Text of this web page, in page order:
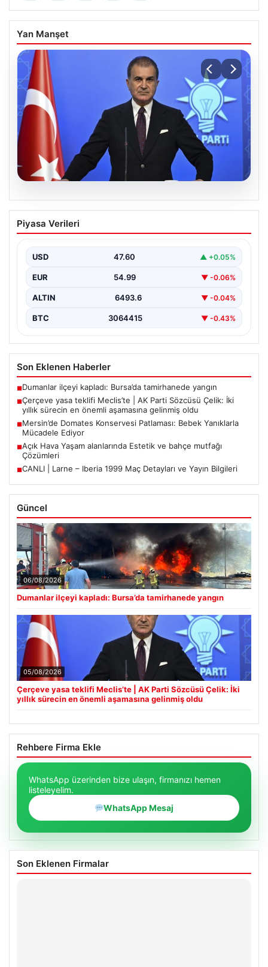
Yan Manşet
05.08.2026
Çerçeve yasa teklifi Meclis’te | AK Parti
Sözcüsü Çelik: İki yıllık sürecin en
Piyasa Verileri
USD 47.60 ▲ +0.05%
EUR 54.99 ▼ -0.06%
ALTIN 6493.6 ▼ -0.04%
BTC 3064415 ▼ -0.43%
Son Eklenen Haberler
■Dumanlar ilçeyi kapladı: Bursa’da tamirhanede yangın
■Çerçeve yasa teklifi Meclis’te | AK Parti Sözcüsü Çelik: İki
yıllık sürecin en önemli aşamasına gelinmiş oldu
■Mersin’de Domates Konservesi Patlaması: Bebek Yanıklarla
Mücadele Ediyor
■Açık Hava Yaşam alanlarında Estetik ve bahçe mutfağı
Çözümleri
■CANLI | Larne – Iberia 1999 Maç Detayları ve Yayın Bilgileri
Güncel
06/08/2026
Dumanlar ilçeyi kapladı: Bursa’da tamirhanede yangın
05/08/2026
Çerçeve yasa teklifi Meclis’te | AK Parti Sözcüsü Çelik: İki
yıllık sürecin en önemli aşamasına gelinmiş oldu
Rehbere Firma Ekle
WhatsApp üzerinden bize ulaşın, firmanızı hemen
listeleyelim.
WhatsApp Mesaj
Son Eklenen Firmalar